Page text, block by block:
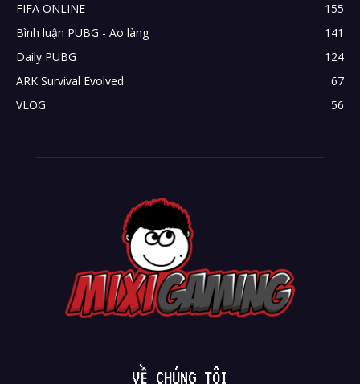
FIFA ONLINE
155
Bình luận PUBG - Ao làng
141
Daily PUBG
124
ARK Survival Evolved
67
VLOG
56
VỀ CHÚNG TÔI